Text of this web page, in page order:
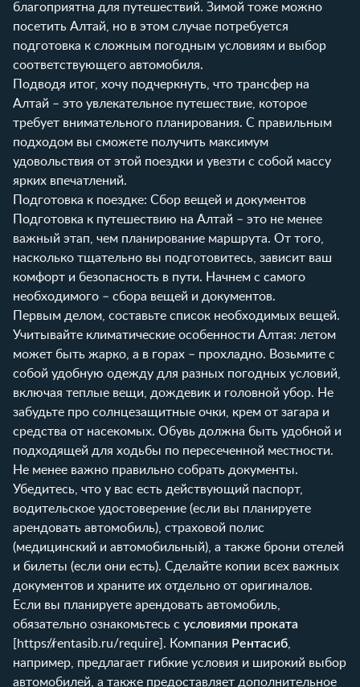
благоприятна для путешествий. Зимой тоже можно
посетить Алтай, но в этом случае потребуется
подготовка к сложным погодным условиям и выбор
соответствующего автомобиля.
Подводя итог, хочу подчеркнуть, что трансфер на
Алтай – это увлекательное путешествие, которое
требует внимательного планирования. С правильным
подходом вы сможете получить максимум
удовольствия от этой поездки и увезти с собой массу
ярких впечатлений.
Подготовка к поездке: Сбор вещей и документов
Подготовка к путешествию на Алтай – это не менее
важный этап, чем планирование маршрута. От того,
насколько тщательно вы подготовитесь, зависит ваш
комфорт и безопасность в пути. Начнем с самого
необходимого – сбора вещей и документов.
Первым делом, составьте список необходимых вещей.
Учитывайте климатические особенности Алтая: летом
может быть жарко, а в горах – прохладно. Возьмите с
собой удобную одежду для разных погодных условий,
включая теплые вещи, дождевик и головной убор. Не
забудьте про солнцезащитные очки, крем от загара и
средства от насекомых. Обувь должна быть удобной и
подходящей для ходьбы по пересеченной местности.
Не менее важно правильно собрать документы.
Убедитесь, что у вас есть действующий паспорт,
водительское удостоверение (если вы планируете
арендовать автомобиль), страховой полис
(медицинский и автомобильный), а также брони отелей
и билеты (если они есть). Сделайте копии всех важных
документов и храните их отдельно от оригиналов.
Если вы планируете арендовать автомобиль,
обязательно ознакомьтесь с условиями проката
https://rentasib.ru/require ]. Компания Рентасиб
например, предлагает гибкие условия и широкий выбор
автомобилей, а также предоставляет дополнительное